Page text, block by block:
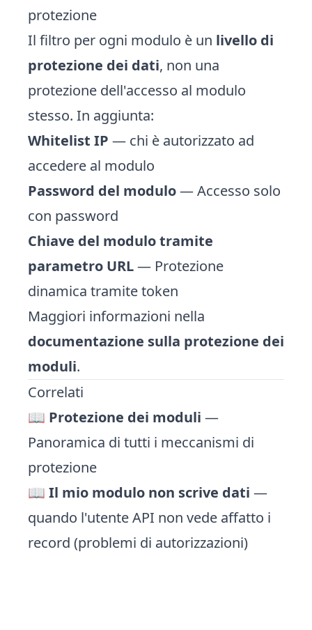
protezione
Il filtro per ogni modulo è un livello di
protezione dei dati, non una
protezione dell'accesso al modulo
stesso. In aggiunta:
Whitelist IP — chi è autorizzato ad
accedere al modulo
Password del modulo— Accesso solo
con password
Chiave del modulo tramite
parametro URL— Protezione
dinamica tramite token
Maggiori informazioni nella
documentazione sulla protezione dei
moduli.
Correlati
📖 Protezione dei moduli —
Panoramica di tutti i meccanismi di
protezione
📖 Il mio modulo non scrive dati —
quando l'utente API non vede affatto i
record (problemi di autorizzazioni)